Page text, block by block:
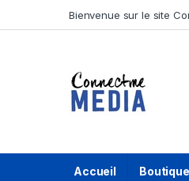
Bienvenue sur le site
Accueil Boutique